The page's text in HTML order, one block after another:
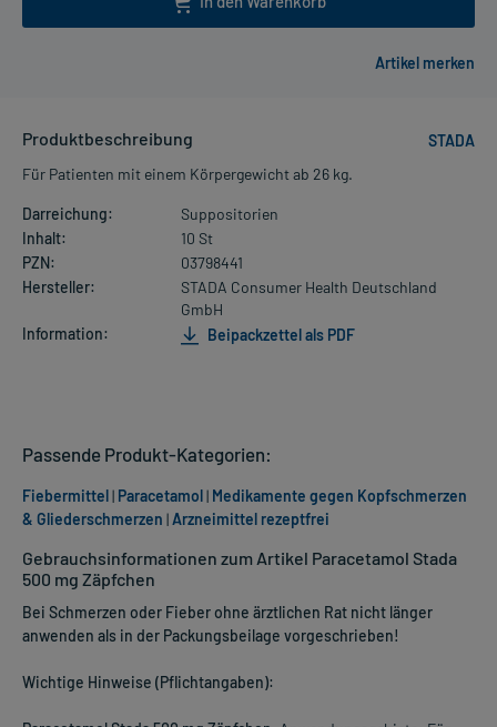
Produktbeschreibung
STADA
Für Patienten mit einem Körpergewicht ab 26 kg.
Darreichung:
Suppositorien
Inhalt:
10 St
PZN:
03798441
Hersteller:
STADA Consumer Health Deutschland
GmbH
Information:
Beipackzettel als PDF
Gebrauchsinformationen zum Artikel Paracetamol Stada
500 mg Zäpfchen
Bei Schmerzen oder Fieber ohne ärztlichen Rat nicht länger
anwenden als in der Packungsbeilage vorgeschrieben!
Wichtige Hinweise (Pflichtangaben):
Passende Produkt-Kategorien:
Fiebermittel | Paracetamol | Medikamente gegen Kopfschmerzen
& Gliederschmerzen |Arzneimittel rezeptfrei